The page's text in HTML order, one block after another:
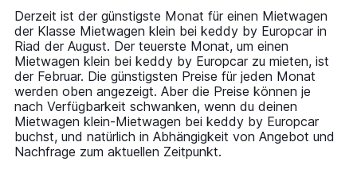
14
categories.
The
chart
has
1
Y
axis
displaying
values.
Range:
Derzeit ist der günstigste Monat für einen Mietwagen
der Klasse Mietwagen klein bei keddy by Europcar in
Riad der August. Der teuerste Monat, um einen
Mietwagen klein bei keddy by Europcar zu mieten, ist
der Februar. Die günstigsten Preise für jeden Monat
werden oben angezeigt. Aber die Preise können je
nach Verfügbarkeit schwanken, wenn du deinen
Mietwagen klein-Mietwagen bei keddy by Europcar
buchst, und natürlich in Abhängigkeit von Angebot und
Nachfrage zum aktuellen Zeitpunkt.